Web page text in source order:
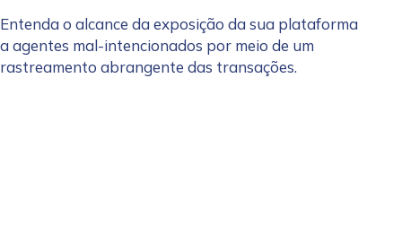
Entenda o alcance da exposição da sua plataforma
a agentes mal-intencionados por meio de um
rastreamento abrangente das transações.